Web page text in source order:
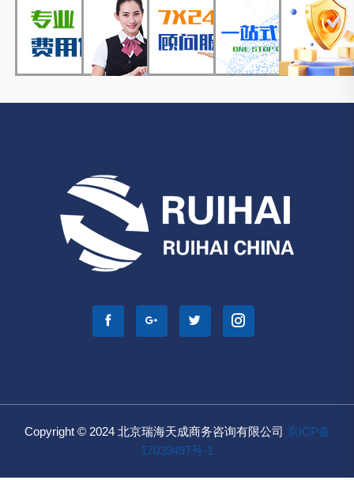
Copyright © 2024 北京瑞海天成商务咨询有限公司 京ICP备
17039497号-1